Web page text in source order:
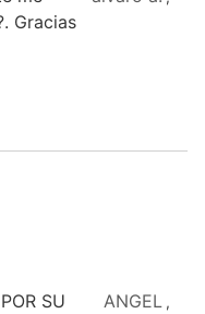
Gracias
ANGEL ,
SU